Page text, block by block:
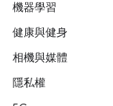
機器學習
健康與健身
相機與媒體
隱私權